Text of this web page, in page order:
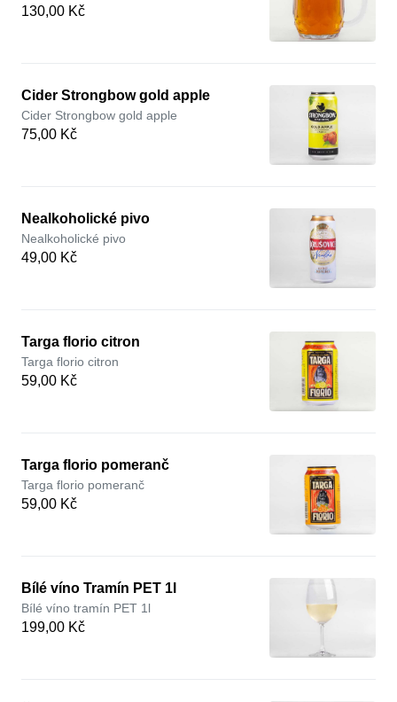
130,00 Kč
Cider Strongbow gold apple
Cider Strongbow gold apple
75,00 Kč
Nealkoholické pivo
Nealkoholické pivo
49,00 Kč
Targa florio citron
Targa florio citron
59,00 Kč
Targa florio pomeranč
Targa florio pomeranč
59,00 Kč
Bílé víno Tramín PET 1l
Bílé víno tramín PET 1l
199,00 Kč